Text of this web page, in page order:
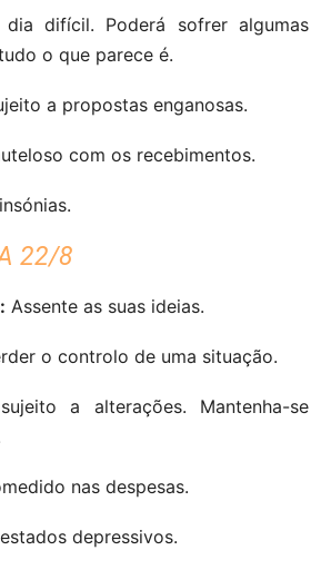
dia difícil. Poderá sofrer algumas
o que parece é.
a propostas enganosas.
com os recebimentos.
22/8
Assente as suas ideias.
o controlo de uma situação.
a alterações. Mantenha-se
nas despesas.
depressivos.